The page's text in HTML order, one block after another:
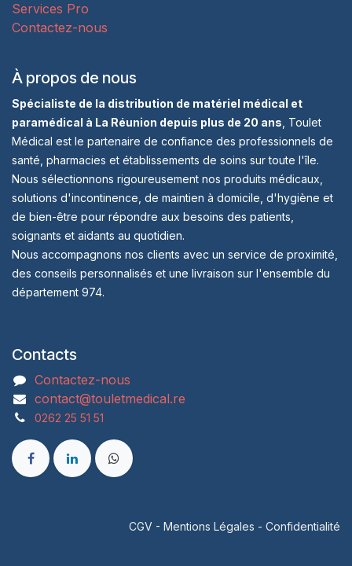
Services Pro
Contactez-nous
À propos de nous
Spécialiste de la distribution de matériel médical et
paramédical à La Réunion depuis plus de 20 ans , Toulet
Médical est le partenaire de confiance des professionnels de
santé, pharmacies et établissements de soins sur toute l'île.
Nous sélectionnons rigoureusement nos produits médicaux,
solutions d'incontinence, de maintien à domicile, d'hygiène et
de bien-être pour répondre aux besoins des patients,
soignants et aidants au quotidien.
Nous accompagnons nos clients avec un service de proximité,
des conseils personnalisés et une livraison sur l'ensemble du
département 974.
Contacts
Contactez-nous
contact@touletmedical.re
0262 25 51 51
CGV - Mentions Légales - Confidentialité